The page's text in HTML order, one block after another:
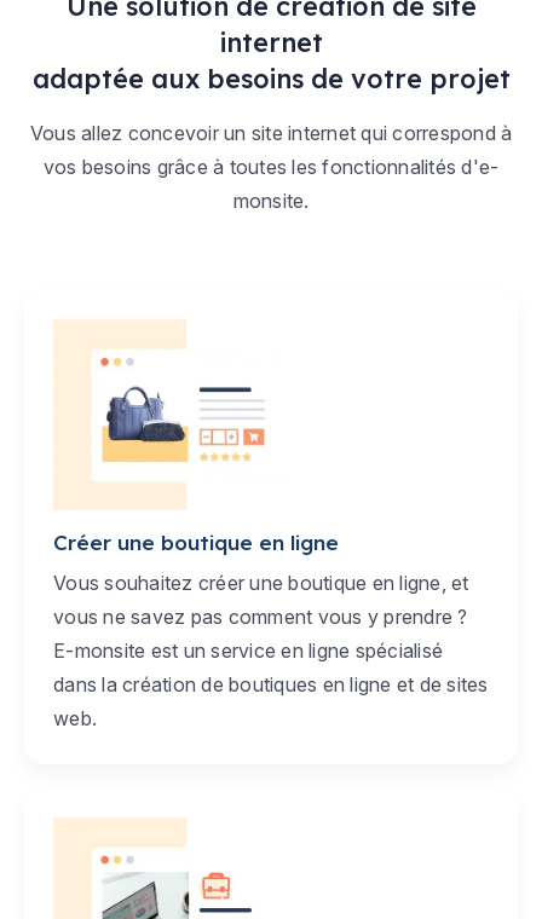
internet
adaptée aux besoins de votre projet
Vous allez concevoir un site internet qui correspond à
vos besoins grâce à toutes les fonctionnalités d'e-
monsite.
Créer une boutique en ligne
Vous souhaitez créer une boutique en ligne, et
vous ne savez pas comment vous y prendre ?
E-monsite est un service en ligne spécialisé
dans la création de boutiques en ligne et de sites
web.